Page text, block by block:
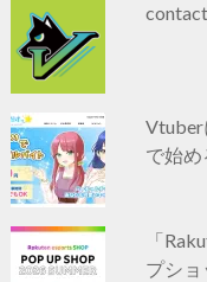
contact
Vtuber
で始
「
プシ